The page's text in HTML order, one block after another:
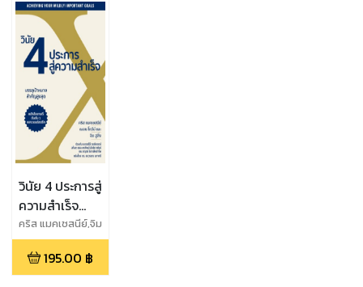
วินัย 4 ประการสู่
ความสำเร็จ
(4DX)
คริส แมคเชสนีย์,จิม
ฮูลิ่ง,ณอน โควีย์
195.00 ฿